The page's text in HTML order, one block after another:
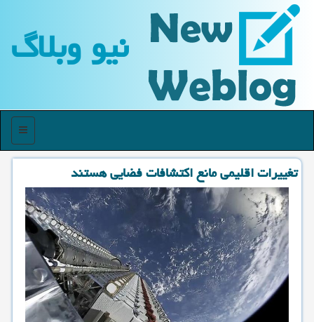
نیو وبلاگ
منو
تغییرات اقلیمی مانع اكتشافات فضایی هستند